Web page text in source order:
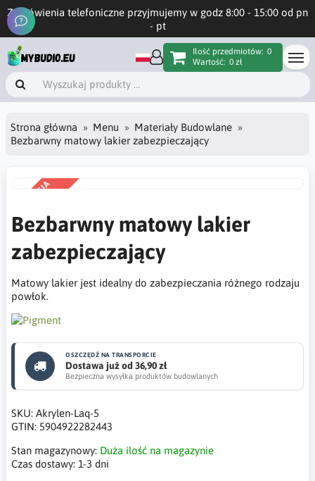
Zamówienia telefoniczne przyjmujemy w godz 8:00 - 15:00 od pn
- pt
Ilość przedmiotów: 0
Wartość: 0 zł
Strona główna Menu
Materiały Budowlane
Bezbarwny matowy lakier zabezpieczający
PROMOCJA
Bezbarwny matowy lakier
zabezpieczający
Matowy lakier jest idealny do zabezpieczania różnego rodzaju
powłok.
OSZCZĘDŹ NA TRANSPORCIE
Dostawa już od 36,90 zł
Bezpieczna wysyłka produktów budowlanych
SKU: Akrylen-Laq-5
GTIN: 5904922282443
Stan magazynowy: Duża ilość na magazynie
Czas dostawy: 1-3 dni